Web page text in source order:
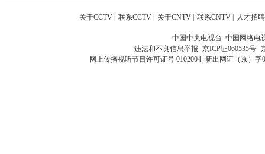
关于CCTV 联系CCTV 关于CNTV 联系CNTV 人才招聘
中国中央电视台 中国网络电
违法和不良信息举报 京ICP证060535号
网上传播视听节目许可证号 0102004 新出网证（京）